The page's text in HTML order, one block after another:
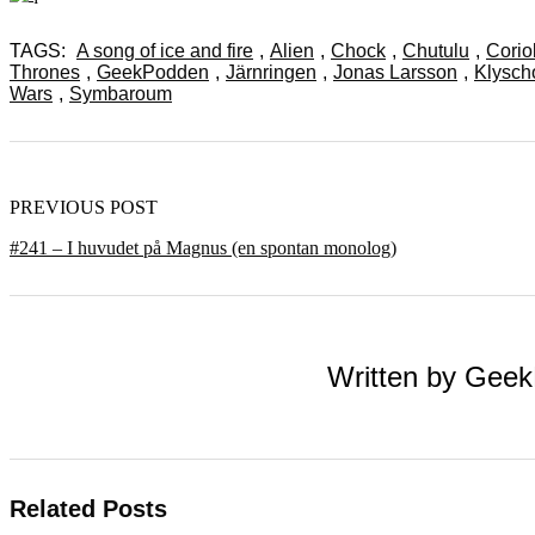
TAGS: A song of ice and fire , Alien , Chock , Chutulu ,
Thrones , GeekPodden , Järnringen , Jonas Larsson ,
Wars , Symbaroum
PREVIOUS POST
#241 – I huvudet på Magnus (en spontan monolog)
Written by
Related Posts